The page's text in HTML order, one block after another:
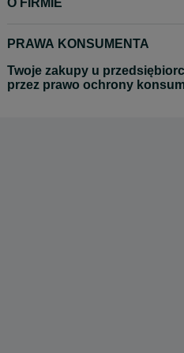
O FIRMIE
PRAWA KONSUMENTA
Twoje zakupy u
przez prawo ochrony